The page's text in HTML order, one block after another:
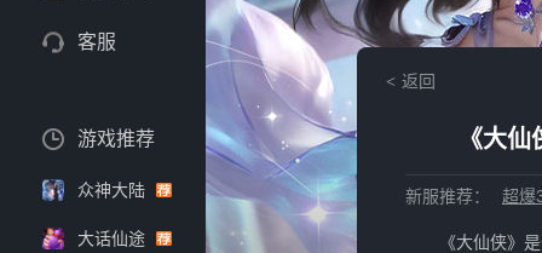
返回
《大
新服推荐： 超爆
《大仙侠》
客服
游戏推荐
众神大陆
大话仙途